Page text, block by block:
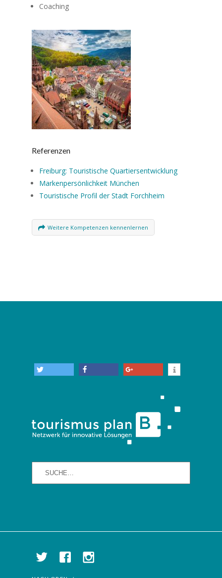
Coaching
Referenzen
Freiburg: Touristische Quartiersentwicklung
Markenpersönlichkeit München
Touristische Profil der Stadt Forchheim
Weitere Kompetenzen kennenlernen